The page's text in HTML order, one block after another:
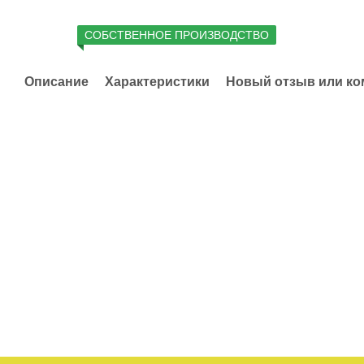
СОБСТВЕННОЕ ПРОИЗВОДСТВО
Описание Характеристики Новый отзыв или